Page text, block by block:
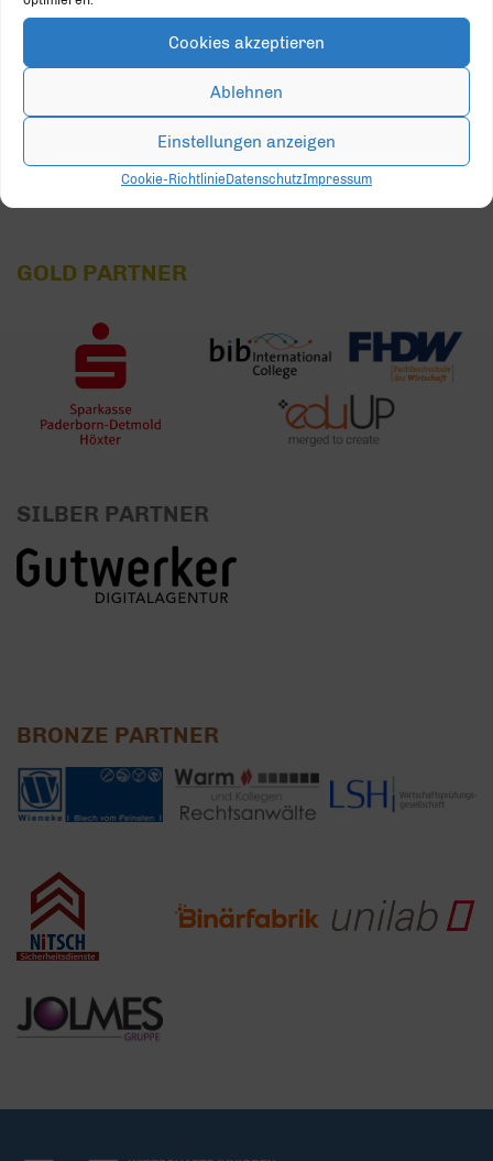
Cookies akzeptieren
Ablehnen
Einstellungen anzeigen
Cookie-Richtlinie DatenschutzImpressum
17 18 19 20 21 22 23
24 25 26 27 28 29 30
GOLD PARTNER
SILBER PARTNER
BRONZE PARTNER